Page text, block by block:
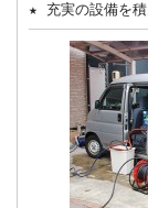
★ 充実の設備を積